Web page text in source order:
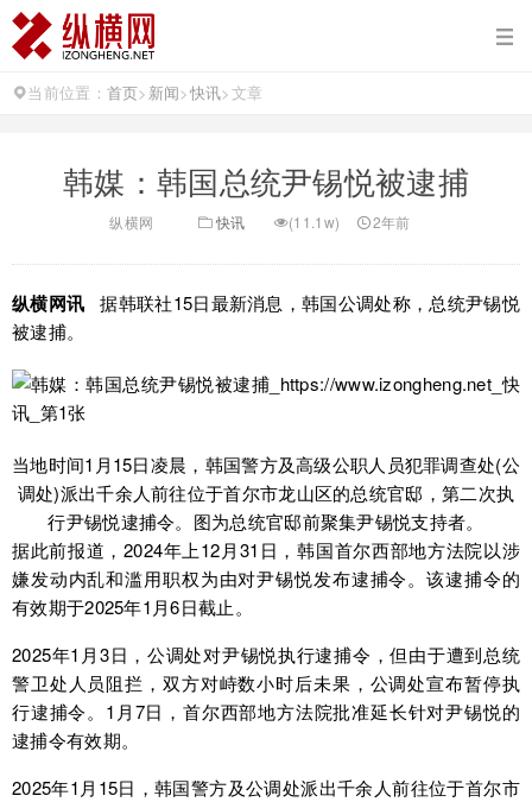
当前位置： 首页> 新闻>快讯>文章
韩媒：韩国总统尹锡悦被逮捕
纵横网 快讯 (11.1w) 2年前
纵横网讯
据韩联社15日最新消息，韩国公调处称，总统尹锡悦
被逮捕。
当地时间1月15日凌晨，韩国警方及高级公职人员犯罪调查处(公
调处)派出千余人前往位于首尔市龙山区的总统官邸，第二次执
行尹锡悦逮捕令。图为总统官邸前聚集尹锡悦支持者。
据此前报道，2024年上12月31日，韩国首尔西部地方法院以涉
嫌发动内乱和滥用职权为由对尹锡悦发布逮捕令。该逮捕令的
有效期于2025年1月6日截止。
2025年1月3日，公调处对尹锡悦执行逮捕令，但由于遭到总统
警卫处人员阻拦，双方对峙数小时后未果，公调处宣布暂停执
行逮捕令。1月7日，首尔西部地方法院批准延长针对尹锡悦的
逮捕令有效期。
2025年1月15日，韩国警方及公调处派出千余人前往位于首尔市